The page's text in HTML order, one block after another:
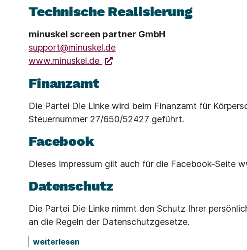
Technische Realisierung
minuskel screen partner GmbH
support@minuskel.de
www.minuskel.de
Finanzamt
Die Partei Die Linke wird beim Finanzamt für
Steuernummer 27/650/52427 geführt.
Facebook
Dieses Impressum gilt auch für die Facebook-Seite
Datenschutz
Die Partei Die Linke nimmt den Schutz Ihrer
an die Regeln der Datenschutzgesetze.
weiterlesen